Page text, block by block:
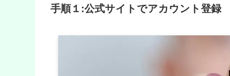
手順１:公式サイトでアカウント登録